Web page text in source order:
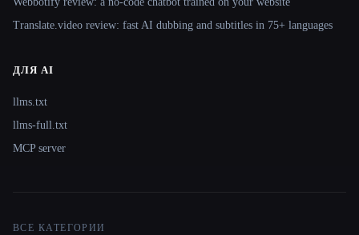
Translate.video review: fast AI dubbing and subtitles in 75+ languages
ДЛЯ AI
llms.txt
llms-full.txt
MCP server
ВСЕ КАТЕГОРИИ